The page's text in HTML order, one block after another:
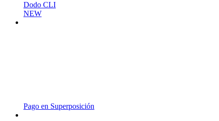
Dodo CLI
NEW
Pago en Superposición